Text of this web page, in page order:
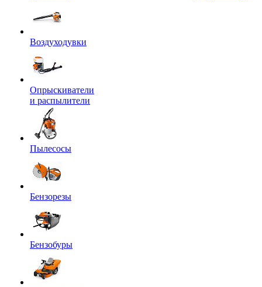
Воздуходувки
Опрыскиватели
и распылители
Пылесосы
Бензорезы
Бензобуры